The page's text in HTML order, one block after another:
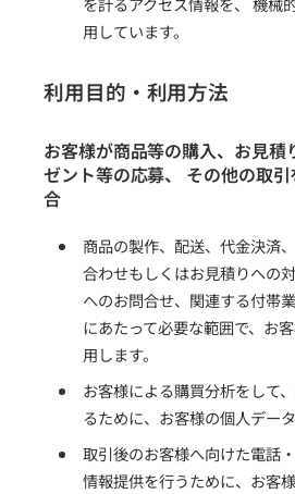
用しています。
利用目的・利用方法
お客様が商品等の購入、お見積
ゼント等の応募、 その他の取
合
商品の製作、配送、代金決済
合わせもしくはお見積りへの
へのお問合せ、関連する付帯
にあたって必要な範囲で、お
用します。
お客様による購買分析をして
るために、お客様の個人デー
取引後のお客様へ向けた電話
情報提供を行うために、お客